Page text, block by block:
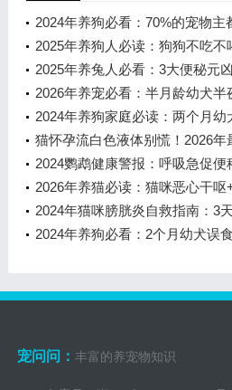
2024年养狗必看：70%的宠物
科学应对指南
2025年养狗人必读：狗狗不吃
专家详解8大原因+3步急救法，看
2025年养兔人必看：3大便秘元
宝告别“便便困难户”
2026年养宠必看：半月龄幼犬
犯的喂养错误
2024年养狗家庭必读：两个月
紧急处理法救急防病
猫怀孕流白色液体别慌！2026年
曾遭遇，这5步处理最关键
2024鹦鹉健康警报：呼吸急促便
方案
2026年养猫必读：猫咪恶心干
致命组合千万别忽视！
2024年猫咪膀胱炎自救指南：3
药方案
2024年养狗必看：2个月幼犬误
宠问问： 丰富的养宠物知识